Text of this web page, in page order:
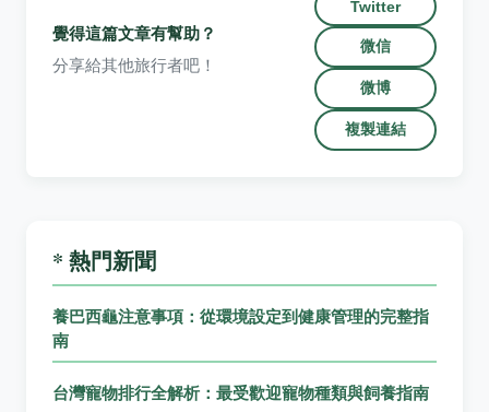
覺得這篇文章有幫助？
分享給其他旅行者吧！
Twitter
微信
微博
複製連結
* 熱門新聞
養巴西龜注意事項：從環境設定到健康管理的完整指
南
台灣寵物排行全解析：最受歡迎寵物種類與飼養指南